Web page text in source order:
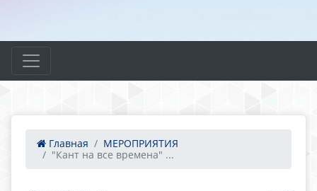
Главная
МЕРОПРИЯТИЯ
"Кант на все времена" ...